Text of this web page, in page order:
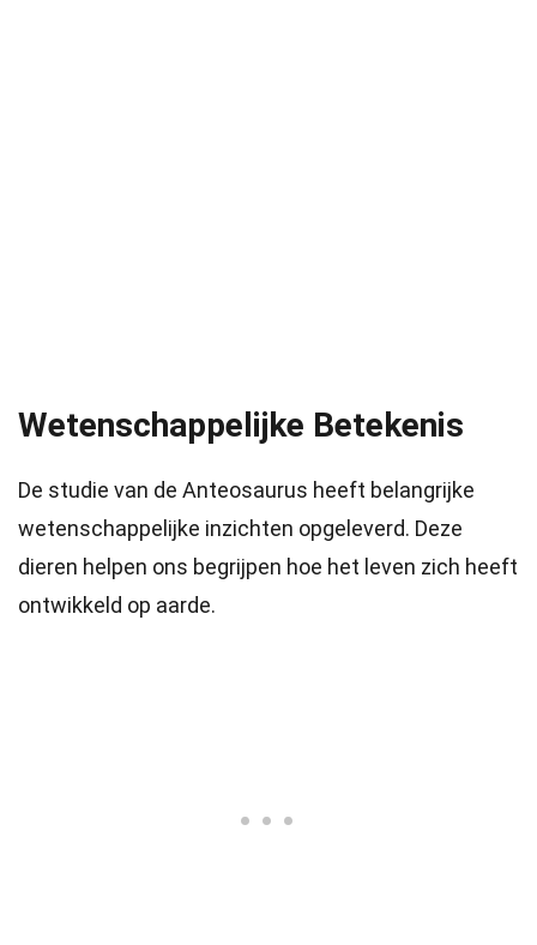
Wetenschappelijke Betekenis
De studie van de Anteosaurus heeft belangrijke
wetenschappelijke inzichten opgeleverd. Deze
dieren helpen ons begrijpen hoe het leven zich heeft
ontwikkeld op aarde.